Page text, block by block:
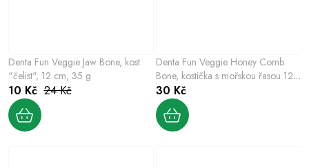
Denta Fun Veggie Jaw Bone, kost
"čelist", 12 cm, 35 g
10 Kč 24 Kč
Denta Fun Veggie Honey Comb
Bone, kostička s mořskou řasou 12
cm, 58g
30 Kč